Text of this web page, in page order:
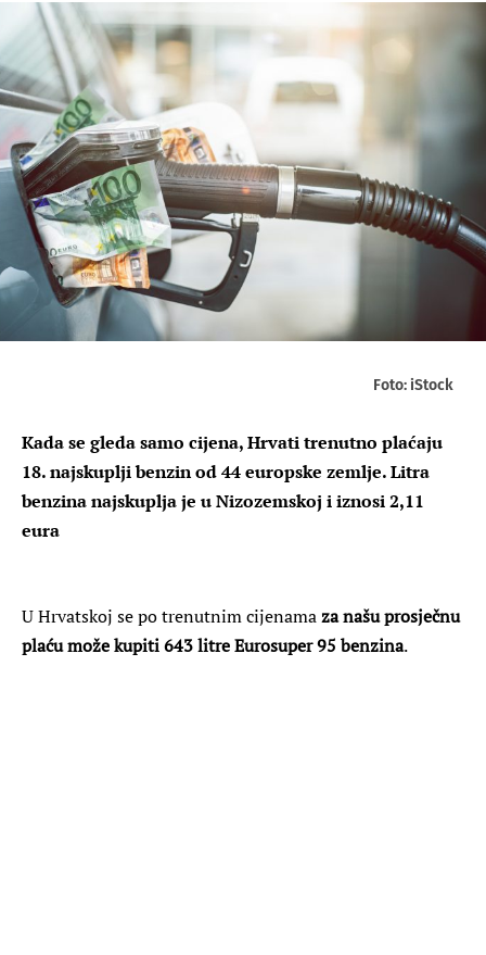
Foto: iStock
Kada se gleda samo cijena, Hrvati trenutno plaćaju
18. najskuplji benzin od 44 europske zemlje. Litra
benzina najskuplja je u Nizozemskoj i iznosi 2,11
eura
U Hrvatskoj se po trenutnim cijenamaza našu prosječnu
plaću može kupiti 643 litre Eurosuper 95 benzina.